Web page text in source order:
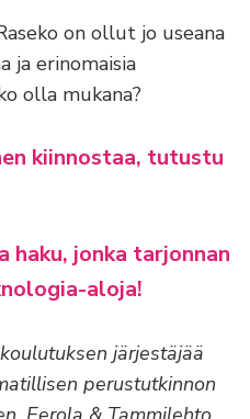
on ollut jo useana
ja erinomaisia
olla mukana?
kiinnostaa, tutustu
jonka tarjonnan
aloja!
järjestäjää
perustutkinnon